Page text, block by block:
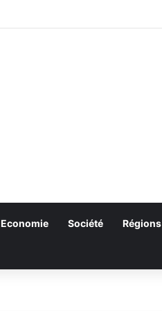
Economie Société Régions